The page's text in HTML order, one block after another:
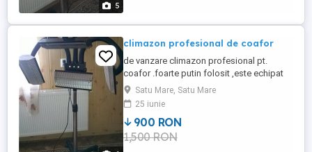
5
climazon profesional de coafor
de vanzare climazon profesional pt.
coafor .foarte putin folosit ,este echipat
cu 4 lampi cu infrarosu care degaja si
caldura .
Satu Mare, Satu Mare
25 iunie
900 RON
1,500 RON